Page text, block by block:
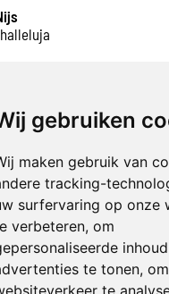
gebruiken
maken gebruik van
tracking-
surfervaring op onze
verbeteren, om
te tonen,
te